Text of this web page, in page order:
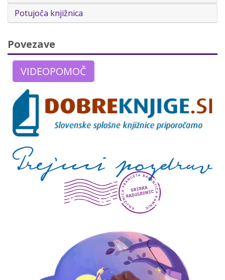
Potujoča knjižnica
Povezave
VIDEOPOMOČ